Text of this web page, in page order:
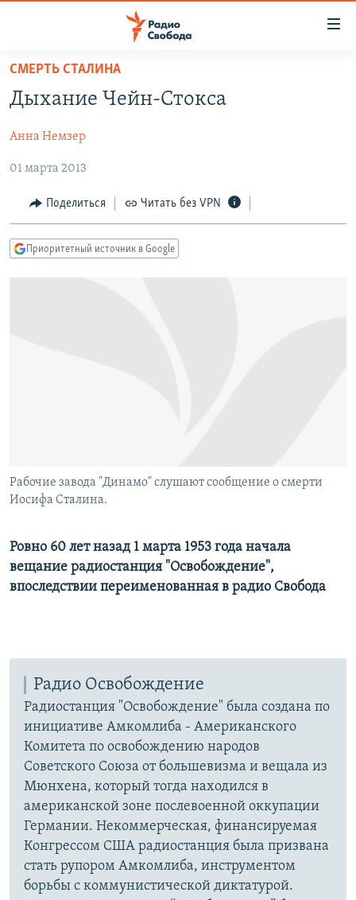
упрощенного
доступа
содержанию
Вернутся
главной
навигации
Вернутся
ПОДКАСТЫ
АВТОРСКИЕ ПРОЕКТЫ
ЦИТАТЫ СВОБОДЫ
МНЕНИЯ
КУЛЬТУРА
IDEL.РЕАЛИИ
Все сайты РСЕ/РС
СМЕРТЬ СТАЛИНА
Дыхание Чейн-Стокса
Анна Немзер
01 марта 2013
Поделиться Читать без VPN
Приоритетный источник в Google
Рабочие завода "Динамо" слушают сообщение о смерти
Иосифа Сталина.
Ровно 60 лет назад 1 марта 1953 года начала
вещание радиостанция "Освобождение",
впоследствии переименованная в радио Свобода
Радио Освобождение
Радиостанция "Освобождение" была создана по
инициативе Амкомлиба - Американского
Комитета по освобождению народов
Советского Союза от большевизма и вещала из
Мюнхена, который тогда находился в
американской зоне послевоенной оккупации
Германии. Некоммерческая, финансируемая
Конгрессом США радиостанция была призвана
стать рупором Амкомлиба, инструментом
борьбы с коммунистической диктатурой.